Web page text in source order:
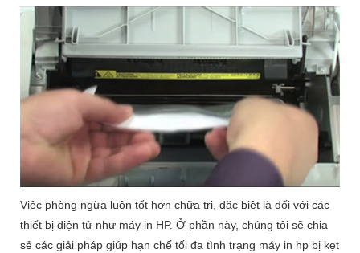
Việc phòng ngừa luôn tốt hơn chữa trị, đặc biệt là đối với các
thiết bị điện tử như máy in HP. Ở phần này, chúng tôi sẽ chia
sẻ các giải pháp giúp hạn chế tối đa tình trạng máy in hp bị kẹt